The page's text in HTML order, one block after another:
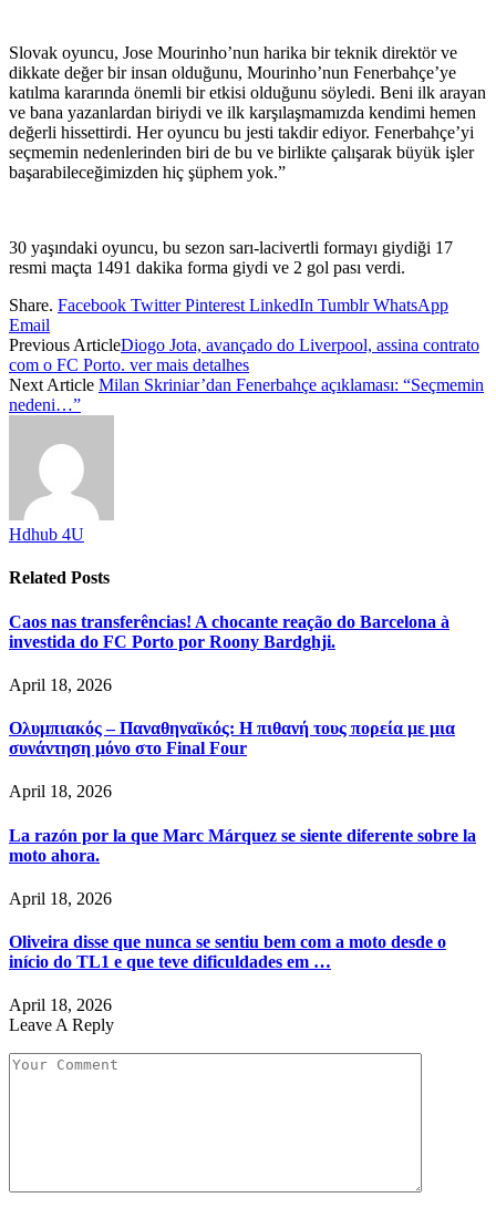
Slovak oyuncu, Jose Mourinho’nun harika bir teknik direktör ve
dikkate değer bir insan olduğunu, Mourinho’nun Fenerbahçe’ye
katılma kararında önemli bir etkisi olduğunu söyledi. Beni ilk arayan
ve bana yazanlardan biriydi ve ilk karşılaşmamızda kendimi hemen
değerli hissettirdi. Her oyuncu bu jesti takdir ediyor. Fenerbahçe’yi
seçmemin nedenlerinden biri de bu ve birlikte çalışarak büyük işler
başarabileceğimizden hiç şüphem yok.”
30 yaşındaki oyuncu, bu sezon sarı-lacivertli formayı giydiği 17
resmi maçta 1491 dakika forma giydi ve 2 gol pası verdi.
Share. Facebook Twitter Pinterest LinkedIn Tumblr WhatsApp
Email
Previous ArticleDiogo Jota, avançado do Liverpool, assina contrato
com o FC Porto. ver mais detalhes
Next Article Milan Skriniar’dan Fenerbahçe açıklaması: “Seçmemin
nedeni…”
Hdhub 4U
Related Posts
Caos nas transferências! A chocante reação do Barcelona à
investida do FC Porto por Roony Bardghji.
April 18, 2026
Ολυμπιακός – Παναθηναϊκός: Η πιθανή τους πορεία με μια
συνάντηση μόνο στο Final Four
April 18, 2026
La razón por la que Marc Márquez se siente diferente sobre la
moto ahora.
April 18, 2026
Oliveira disse que nunca se sentiu bem com a moto desde o
início do TL1 e que teve dificuldades em …
April 18, 2026
Leave A Reply